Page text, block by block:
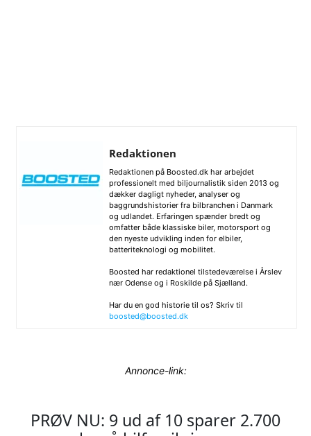
Redaktionen
Redaktionen på Boosted.dk har arbejdet
professionelt med biljournalistik siden 2013 og
dækker dagligt nyheder, analyser og
baggrundshistorier fra bilbranchen i Danmark
og udlandet. Erfaringen spænder bredt og
omfatter både klassiske biler, motorsport og
den nyeste udvikling inden for elbiler,
batteriteknologi og mobilitet.
Boosted har redaktionel tilstedeværelse i Årslev
nær Odense og i Roskilde på Sjælland.
Har du en god historie til os? Skriv til
boosted@boosted.dk
Annonce-link: